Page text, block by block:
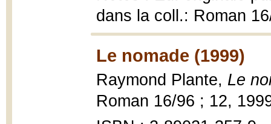
dans la coll.: Roman
Le nomade (1999)
Raymond Plante, Le
Roman 16/96 ; 12,